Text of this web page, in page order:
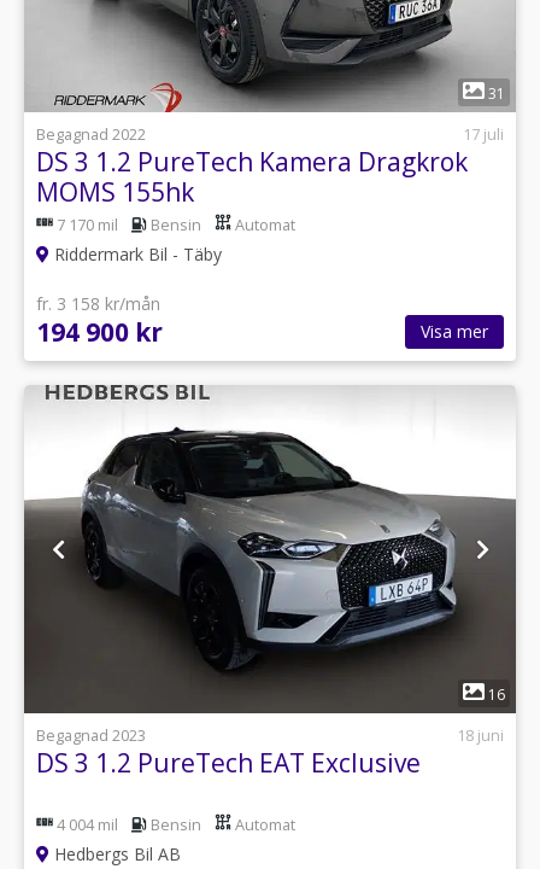
1
31
Begagnad 2022
17 juli
DS 3 1.2 PureTech Kamera Dragkrok
MOMS 155hk
7 170 mil Bensin Automat
Riddermark Bil - Täby
fr. 3 158 kr/mån
194 900 kr Visa mer
16
Begagnad 2023
18 juni
DS 3 1.2 PureTech EAT Exclusive
4 004 mil Bensin Automat
Hedbergs Bil AB